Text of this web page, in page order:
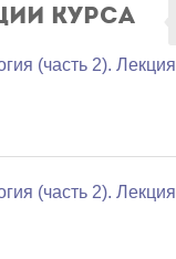
курса
(часть 2). Лекция
(часть 2). Лекция